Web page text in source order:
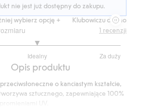
nie jest już dostępny do zakupu.
wybierz opcję + Klubowiczu darmowa
Idealny Za duży
1 recenzji
Opis produktu
o kanciastym kształcie,
sztucznego, zapewniające 100%